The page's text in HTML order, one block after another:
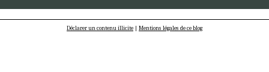
Déclarer un contenu illicite | Mentions légales de ce blog